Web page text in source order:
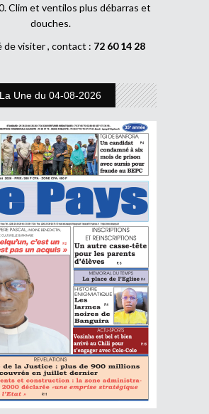
Clim et ventilos plus débarras et
douches.
de visiter , contact : 72 60 14 28
La Une du 04-08-2026